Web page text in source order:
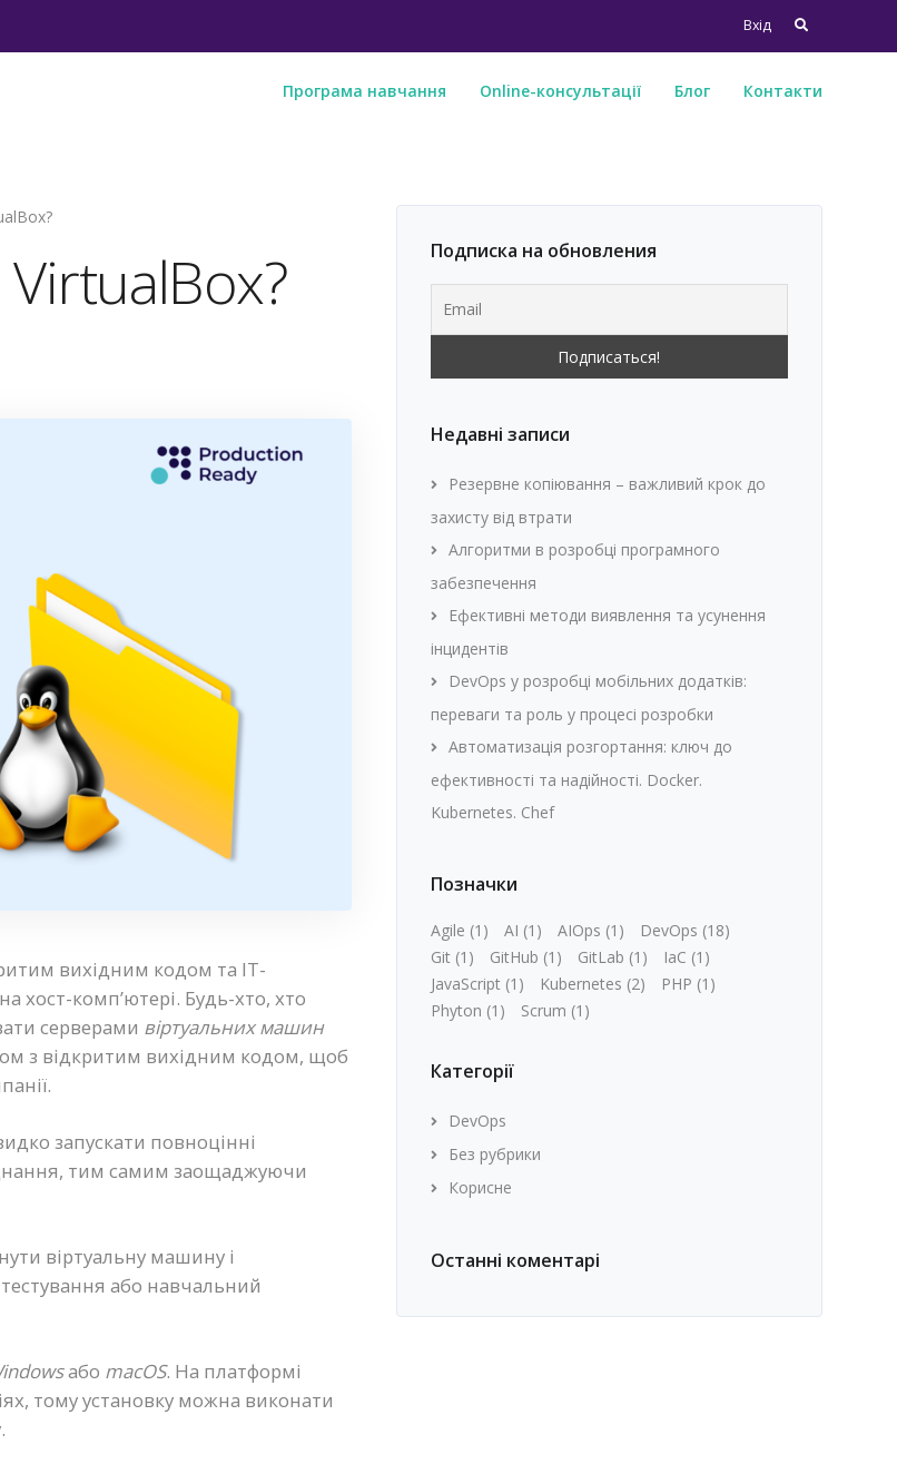
Вхід Search
Програма навчання Online-консультації Блог Контакти
вихідним кодом та ІТ-
хост-комп’ютері. Будь-хто, хто
серверами віртуальних машин
з відкритим вихідним кодом, щоб
запускати повноцінні
тим самим заощаджуючи
віртуальну машину і
або навчальний
або macOS. На платформі
тому установку можна виконати
Подписка на обновления
Недавні записи
Резервне копіювання – важливий крок до
захисту від втрати
Алгоритми в розробці програмного
забезпечення
Ефективні методи виявлення та усунення
інцидентів
DevOps у розробці мобільних додатків:
переваги та роль у процесі розробки
Автоматизація розгортання: ключ до
ефективності та надійності. Docker.
Kubernetes. Chef
Позначки
Agile (1) AI (1) AIOps (1) DevOps (18)
Git(1) GitHub (1) GitLab (1) IaC (1)
JavaScript(1) Kubernetes (2) PHP (1)
Phyton (1) Scrum (1)
Категорії
DevOps
Без рубрики
Корисне
Останні коментарі